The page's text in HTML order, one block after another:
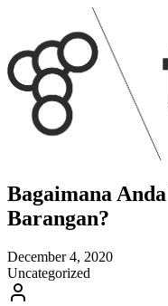
Bagaimana
Barangan?
December 4, 2020
Uncategorized